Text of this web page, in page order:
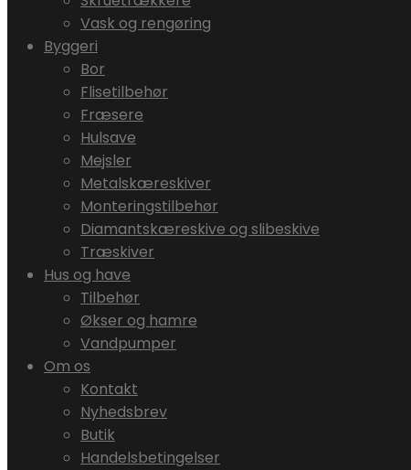
Vask og rengøring
Byggeri
Bor
Flisetilbehør
Fræsere
Hulsave
Mejsler
Metalskæreskiver
Monteringstilbehør
Diamantskæreskive og slibeskive
Træskiver
Hus og have
Tilbehør
Økser og hamre
Vandpumper
Om os
Kontakt
Nyhedsbrev
Butik
Handelsbetingelser